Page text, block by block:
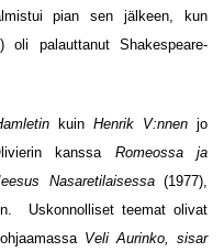
pian sen jälkeen, kun
oli palauttanut Shakespeare-
kuinHenrik V:nnenjo
kanssa Romeossa ja
Nasaretilaisessa(1977),
Uskonnolliset teemat olivat
Veli Aurinko, sisar